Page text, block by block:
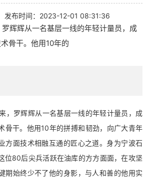
发布时间：2023-12-01 08:31:36
辉辉从一名基层一线的年轻计量员，成
骨干。他用10年的
罗辉辉从一名基层一线的年轻计量员，成
骨干。他用10年的拼搏和韧劲，向广大青年
方面技术相融互通的匠心之道。身为宁波石
位80后尖兵活跃在油库的方方面面，在攻坚
期始终少不了他的身影，与人和善的他用实